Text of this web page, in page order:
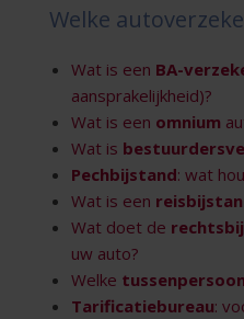
Welke
Wat is een BA-
aansprakelijkheid)?
Wat is een omnium
Wat is
Pechbijstand: wat
Wat is een
Wat doet de
uw auto?
Welke tussenpersoon
Tarificatiebureau: